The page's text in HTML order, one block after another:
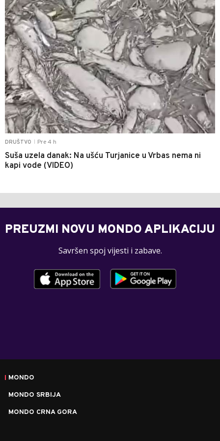
DRUŠTVO Pre 4 h
Suša uzela danak: Na ušću Turjanice u Vrbas nema ni
kapi vode (VIDEO)
PREUZMI NOVU MONDO APLIKACIJU
Savršen spoj vijesti i zabave.
MONDO
MONDO SRBIJA
MONDO CRNA GORA